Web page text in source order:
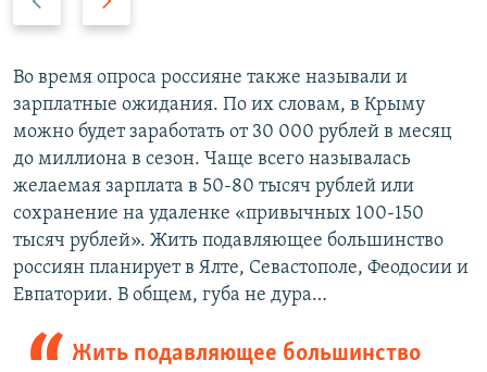
д
ы
д
у
щ
и
й
с
л
д
у
ю
щ
и
й
с
л
а
д
Во время опроса россияне также называли и
зарплатные ожидания. По их словам, в Крыму
можно будет заработать от 30 000 рублей в месяц
до миллиона в сезон. Чаще всего называлась
желаемая зарплата в 50-80 тысяч рублей или
сохранение на удаленке «привычных 100-150
тысяч рублей». Жить подавляющее большинство
россиян планирует в Ялте, Севастополе, Феодосии и
Евпатории. В общем, губа не дура…
Жить подавляющее большинство